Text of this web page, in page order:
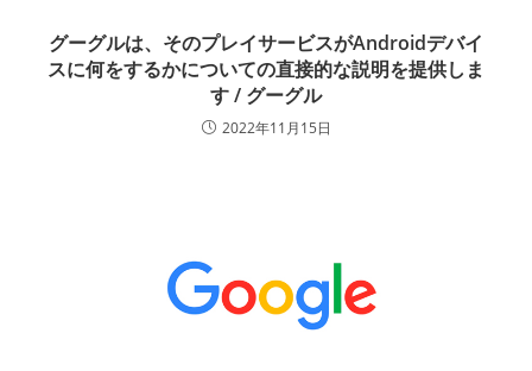
グーグルは、そのプレイサービスがAndroidデバイ
スに何をするかについての直接的な説明を提供しま
す / グーグル
2022年11月15日